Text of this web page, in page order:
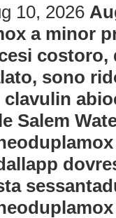
10, 2026
a minor
sono
Salem